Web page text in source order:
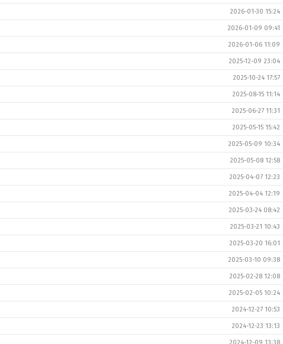
2026-01-30 15:24
2026-01-09 09:41
2026-01-06 11:09
2025-12-09 23:04
2025-10-24 17:57
2025-08-15 11:14
2025-06-27 11:31
2025-05-15 15:42
2025-05-09 10:34
2025-05-08 12:58
2025-04-07 12:23
2025-04-04 12:19
2025-03-24 08:42
2025-03-21 10:43
2025-03-20 16:01
2025-03-10 09:38
2025-02-28 12:08
2025-02-05 10:24
2024-12-27 10:53
2024-12-23 13:13